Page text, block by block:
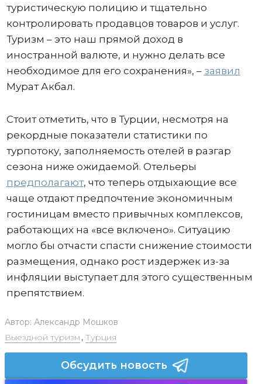
туристическую полицию и тщательно
контролировать продавцов товаров и услуг.
Туризм – это наш прямой доход в
иностранной валюте, и нужно делать все
необходимое для его сохранения», – заявил
Мурат Акбал.
Стоит отметить, что в Турции, несмотря на
рекордные показатели статистики по
турпотоку, заполняемость отелей в разгар
сезона ниже ожидаемой. Отельеры
предполагают, что теперь отдыхающие все
чаще отдают предпочтение экономичным
гостиницам вместо привычных комплексов,
работающих на «все включено». Ситуацию
могло бы отчасти спасти снижение стоимости
размещения, однако рост издержек из-за
инфляции выступает для этого существенным
препятствием.
Автор: Александр Мошков
Выездной туризм , Турция
Обсудить новость